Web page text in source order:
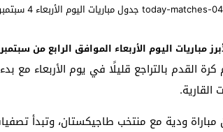
القدم بالتراجع قليلًا في يوم الأربعاء مع
ودية مع منتخب طاجيكستان، وتبدأ